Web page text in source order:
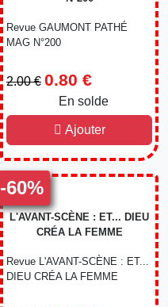
Revue GAUMONT PATHÉ
MAG N°200
2.00 € 0.80 €
En solde
Ajouter
-60%
L'AVANT-SCÈNE : ET... DIEU
CRÉA LA FEMME
Revue L'AVANT-SCÈNE : ET...
DIEU CRÉA LA FEMME